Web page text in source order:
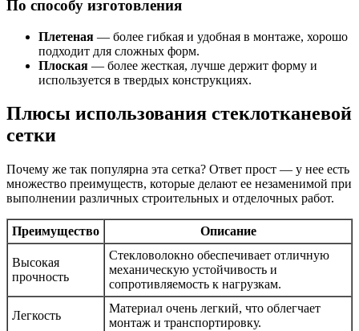
По способу изготовления
Плетеная — более гибкая и удобная в монтаже, хорошо
подходит для сложных форм.
Плоская — более жесткая, лучше держит форму и
используется в твердых конструкциях.
Плюсы использования стеклотканевой
сетки
Почему же так популярна эта сетка? Ответ прост — у нее есть
множество преимуществ, которые делают ее незаменимой при
выполнении различных строительных и отделочных работ.
Преимущество Описание
Высокая
прочность
Стекловолокно обеспечивает отличную
механическую устойчивость и
сопротивляемость к нагрузкам.
Легкость
Материал очень легкий, что облегчает
монтаж и транспортировку.